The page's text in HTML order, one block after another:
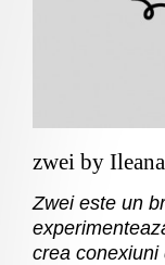
zwei by
Zwei este un
crea conexiuni